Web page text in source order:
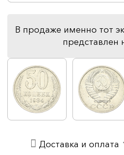
В продаже именно тот
представлен
Доставка и оплата